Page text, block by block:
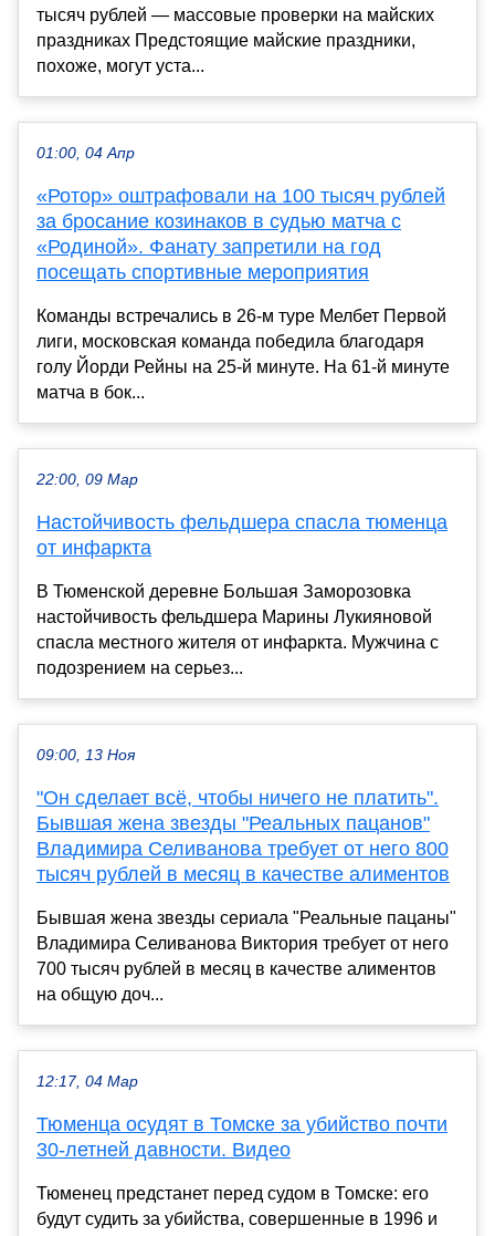
тысяч рублей — массовые проверки на майских
праздниках Предстоящие майские праздники,
похоже, могут уста...
01:00, 04 Апр
«Ротор» оштрафовали на 100 тысяч рублей
за бросание козинаков в судью матча с
«Родиной». Фанату запретили на год
посещать спортивные мероприятия
Команды встречались в 26-м туре Мелбет Первой
лиги, московская команда победила благодаря
голу Йорди Рейны на 25-й минуте. На 61-й минуте
матча в бок...
22:00, 09 Мар
Настойчивость фельдшера спасла тюменца
от инфаркта
В Тюменской деревне Большая Заморозовка
настойчивость фельдшера Марины Лукияновой
спасла местного жителя от инфаркта. Мужчина с
подозрением на серьез...
09:00, 13 Ноя
"Он сделает всё, чтобы ничего не платить".
Бывшая жена звезды "Реальных пацанов"
Владимира Селиванова требует от него 800
тысяч рублей в месяц в качестве алиментов
Бывшая жена звезды сериала "Реальные пацаны"
Владимира Селиванова Виктория требует от него
700 тысяч рублей в месяц в качестве алиментов
на общую доч...
12:17, 04 Мар
Тюменца осудят в Томске за убийство почти
30-летней давности. Видео
Тюменец предстанет перед судом в Томске: его
будут судить за убийства, совершенные в 1996 и